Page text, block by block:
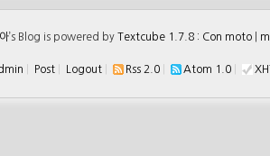
’s Blog is powered by Textcube 1.7.8 : Con moto
Post Logout Rss 2.0 Atom 1.0